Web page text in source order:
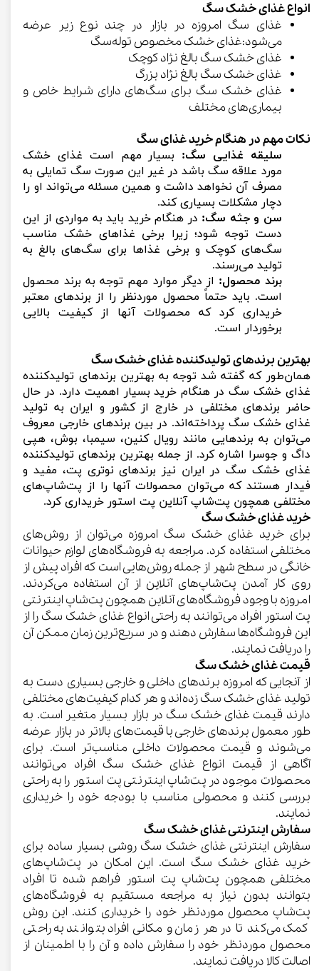
انواع غذای خشک سگ
غذای سگ امروزه در بازار در چند نوع زیر عرضه
می‌شود:​​​​​​​غذای خشک مخصوص توله‌سگ
غذای خشک سگ بالغ نژاد کوچک
غذای خشک سگ بالغ نژاد بزرگ
غذای خشک سگ برای سگ‌های دارای شرایط خاص و
بیماری‌های مختلف
نکات مهم در هنگام خرید غذای سگ
سلیقه غذایی سگ: بسیار مهم است غذای خشک
مورد علاقه سگ باشد در غیر این صورت سگ تمایلی به
مصرف آن نخواهد داشت و همین مسئله می‌تواند او را
دچار مشکلات بسیاری کند.
سن و جثه سگ: در هنگام خرید باید به مواردی از این
دست توجه شود؛ زیرا برخی غذاهای خشک مناسب
سگ‌های کوچک و برخی غذاها برای سگ‌های بالغ به
تولید می‌رسند.
برند محصول: از دیگر موارد مهم توجه به برند محصول
است. باید حتماً محصول موردنظر را از برندهای معتبر
خریداری کرد که محصولات آنها از کیفیت بالایی
برخوردار است.
بهترین برندهای تولیدکننده غذای خشک سگ
همان‌طور که گفته شد توجه به بهترین برندهای تولیدکننده
غذای خشک سگ در هنگام خرید بسیار اهمیت دارد. در حال
حاضر برندهای مختلفی در خارج از کشور و ایران به تولید
غذای خشک سگ پرداخته‌اند. در بین برندهای خارجی معروف
می‌توان به برندهایی مانند رویال کنین، سیمبا، بوش، هپی
داگ و جوسرا اشاره کرد. از جمله بهترین برندهای تولیدکننده
غذای خشک سگ در ایران نیز برندهای نوتری پت، مفید و
فیدار هستند که می‌توان محصولات آنها را از پت‌شاپ‌های
مختلفی همچون پت‌شاپ آنلاین پت استور خریداری کرد.
خرید غذای خشک سگ
برای خرید غذای خشک سگ امروزه می‌توان از روش‌های
مختلفی استفاده کرد. مراجعه به فروشگاه‌های لوازم حیوانات
خانگی در سطح شهر از جمله روش‌هایی است که افراد پیش از
روی کار آمدن پت‌شاپ‌های آنلاین از آن استفاده می‌کردند.
امروزه با وجود فروشگاه‌های آنلاین همچون پت‌شاپ اینترنتی
پت استور افراد می‌توانند به راحتی انواع غذای خشک سگ را از
این فروشگاه‌ها سفارش دهند و در سریع‌ترین زمان ممکن آن
را دریافت نمایند.
قیمت غذای خشک سگ​​​​​​​
از آنجایی که امروزه برندهای داخلی و خارجی بسیاری دست به
تولید غذای خشک سگ زده‌اند و هر کدام کیفیت‌های مختلفی
دارند قیمت غذای خشک سگ در بازار بسیار متغیر است. به
طور معمول برندهای خارجی با قیمت‌های بالاتر در بازار عرضه
می‌شوند و قیمت محصولات داخلی مناسب‌تر است. برای
آگاهی از قیمت انواع غذای خشک سگ افراد می‌توانند
محصولات موجود در پت‌شاپ اینترنتی پت استور را به راحتی
بررسی کنند و محصولی مناسب با بودجه خود را خریداری
نمایند.
سفارش اینترنتی غذای خشک سگ​​​​​​​
سفارش اینترنتی غذای خشک سگ روشی بسیار ساده برای
خرید غذای خشک سگ است. این امکان در پت‌شاپ‌های
مختلفی همچون پت‌شاپ پت استور فراهم شده تا افراد
بتوانند بدون نیاز به مراجعه مستقیم به فروشگاه‌های
پت‌شاپ محصول موردنظر خود را خریداری کنند. این روش
کمک می‌کند تا در هر زمان و مکانی افراد بتوانند به راحتی
محصول موردنظر خود را سفارش داده و آن را با اطمینان از
اصالت کالا دریافت نمایند.